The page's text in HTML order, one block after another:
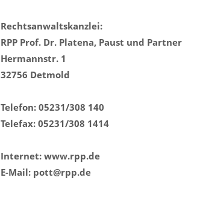
Rechtsanwaltskanzlei:
RPP Prof. Dr. Platena, Paust und Partner
Hermannstr. 1
32756 Detmold
Telefon: 05231/308 140
Telefax: 05231/308 1414
Internet: www.rpp.de
E-Mail: pott@rpp.de